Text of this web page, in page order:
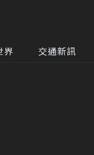
界 交通新訊